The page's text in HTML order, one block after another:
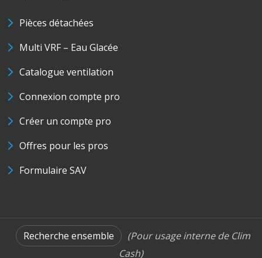
Pièces détachées
Multi VRF – Eau Glacée
Catalogue ventilation
Connexion compte pro
Créer un compte pro
Offres pour les pros
Formulaire SAV
Recherche ensemble
(Pour usage interne de Clim
Cash)